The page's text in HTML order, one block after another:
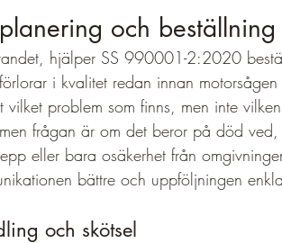
och beställning
hjälper SS 990001-2:2020
i kvalitet redan innan motorsågen
problem som finns, men inte
frågan är om det beror på död ved,
eller bara osäkerhet från
bättre och uppföljningen
och skötsel